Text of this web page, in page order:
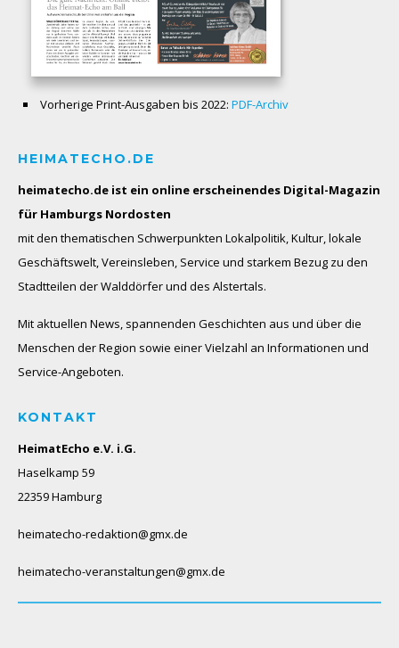
Vorherige Print-Ausgaben bis 2022: PDF-Archiv
HEIMATECHO.DE
heimatecho.de ist ein online erscheinendes Digital-Magazin
für Hamburgs Nordosten
mit den thematischen Schwerpunkten Lokalpolitik, Kultur, lokale
Geschäftswelt, Vereinsleben, Service und starkem Bezug zu den
Stadtteilen der Walddörfer und des Alstertals.
Mit aktuellen News, spannenden Geschichten aus und über die
Menschen der Region sowie einer Vielzahl an Informationen und
Service-Angeboten.
KONTAKT
HeimatEcho e.V. i.G.
Haselkamp 59
22359 Hamburg
heimatecho-redaktion@gmx.de
heimatecho-veranstaltungen@gmx.de